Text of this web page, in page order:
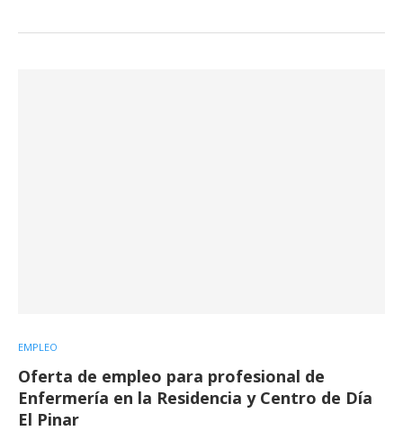
EMPLEO
Oferta de empleo para profesional de
Enfermería en la Residencia y Centro de Día
El Pinar